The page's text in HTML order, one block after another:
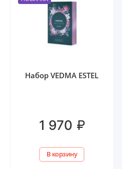
Набор VEDMA ESTEL
1 970 ₽
В корзину